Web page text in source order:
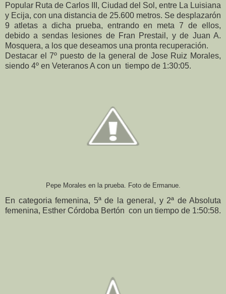
Popular Ruta de Carlos III, Ciudad del Sol, entre La Luisiana
y Ecija, con una distancia de 25.600 metros. Se desplazarón
9 atletas a dicha prueba, entrando en meta 7 de ellos,
debido a sendas lesiones de Fran Prestail, y de Juan A.
Mosquera, a los que deseamos una pronta recuperación.
Destacar el 7º puesto de la general de Jose Ruiz Morales,
siendo 4º en Veteranos A con un tiempo de 1:30:05.
Pepe Morales en la prueba. Foto de Ermanue.
En categoria femenina, 5ª de la general, y 2ª de Absoluta
femenina, Esther Córdoba Bertón con un tiempo de 1:50:58.